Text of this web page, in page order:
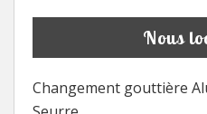
Nous
Changement gouttière